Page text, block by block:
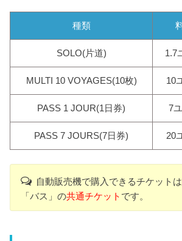
種類
SOLO(片道) 1.7
MULTI 10 VOYAGES(10枚) 10
PASS 1 JOUR(1日券) 7
PASS 7 JOURS(7日券) 20
自動販売機で購入できるチケット
「バス」の共通チケット です。